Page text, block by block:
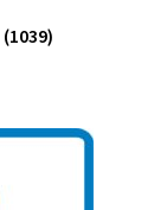
(1039)